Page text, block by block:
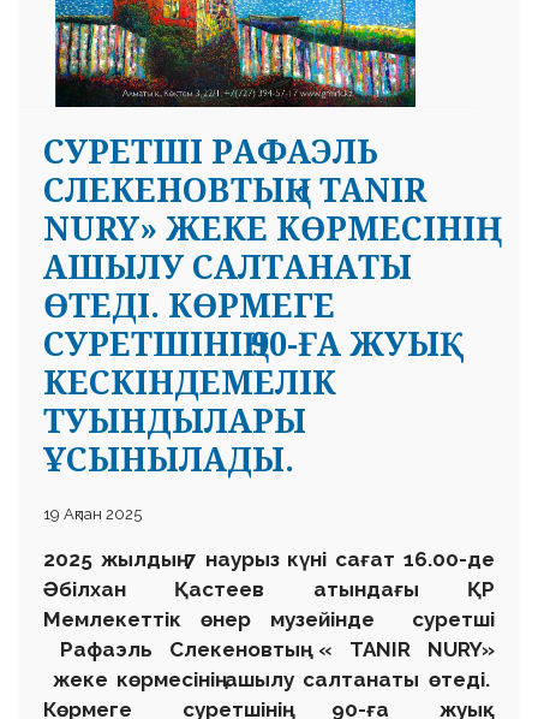
СУРЕТШІ РАФАЭЛЬ
СЛЕКЕНОВТЫҢ « TANIR
NURY» ЖЕКЕ КӨРМЕСІНІҢ
АШЫЛУ САЛТАНАТЫ
ӨТЕДІ. КӨРМЕГЕ
СУРЕТШІНІҢ 90-ҒА ЖУЫҚ
КЕСКІНДЕМЕЛІК
ТУЫНДЫЛАРЫ
ҰСЫНЫЛАДЫ.
19 Ақпан 2025
2025 жылдың 7 наурыз күні сағат 16.00-де
Әбілхан Қастеев атындағы ҚР
Мемлекеттік өнер музейінде суретші
Рафаэль Слекеновтың «
TANIR NURY»
жеке көрмесінің ашылу салтанаты өтеді.
Көрмеге суретшінің 90-ға жуық